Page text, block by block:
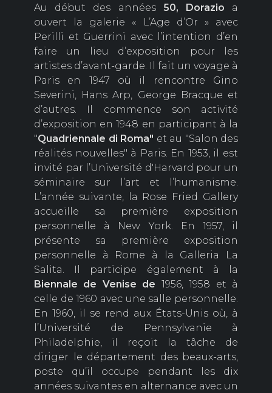
Au début des années 50, Dorazio a
ouvert la galerie « L’Age d’Or » avec
Perilli et Guerrini avec l’intention d’en
faire un lieu d’exposition pour les
artistes d’avant-garde. Il fait un voyage à
Paris en 1947 où il rencontre Gino
Severini, Hans Arp, George Bracque et
d’autres. Il commence son activité
d’exposition en 1948 en participant à la
"Quadriennale di Roma" et au "Salon des
réalités nouvelles" à Paris. En 1953, il est
invité par l’Université d'Harvard pour un
séminaire sur l’art et l’humanisme.
L’année suivante, la Rose Fried Gallery
accueille sa première exposition
personnelle à New York. En 1957, il
présente sa première exposition
personnelle à Rome à la Galleria La
Salita. Il participe également à la
Biennale de Venise de 1956, 1958 et à
celle de 1960 avec une salle personnelle.
En 1960, il se rend aux États-Unis où, à
l’Université de Pennsylvanie à
Philadelphie, il reçoit la tâche de
diriger le département des beaux-arts,
poste qu’il occupe pendant les dix
années suivantes en alternance avec un